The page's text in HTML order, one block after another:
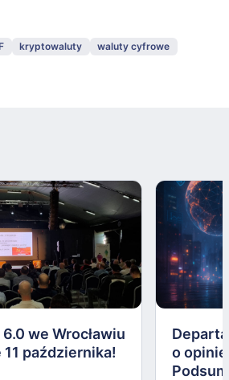
kryptowaluty waluty cyfrowe
we Wrocławiu
października!
o opinie